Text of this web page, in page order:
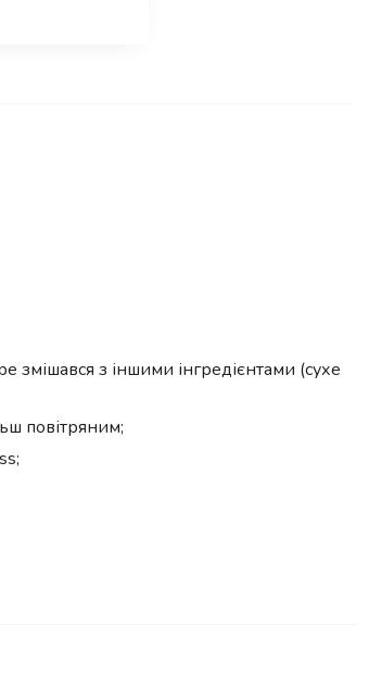
змішався з іншими інгредієнтами (сухе
повітряним;